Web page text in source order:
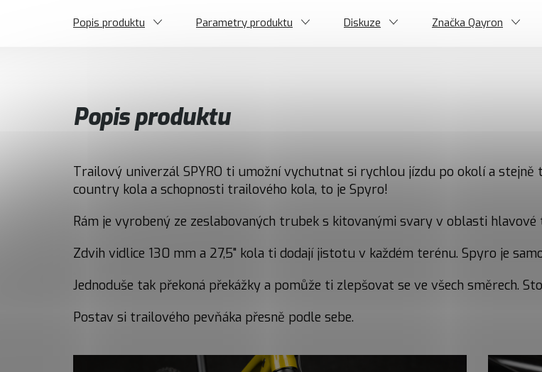
Popis produktu Parametry produktu Diskuze Značka Qayron
Popis produktu
Trailový univerzál SPYRO ti umožní vychutnat si rychlou jízdu po okolí a
country kola a schopnosti trailového kola, to je Spyro!
Rám je vyrobený ze zeslabovaných trubek s kitovanými svary v oblasti hlavové
Zdvih vidlice 130 mm a 27,5" kola ti dodají jistotu v každém terénu. Spyro je
Jednoduše tak překoná překážky a pomůže ti zlepšovat se ve všech směrech.
Postav si trailového pevňáka přesně podle sebe.